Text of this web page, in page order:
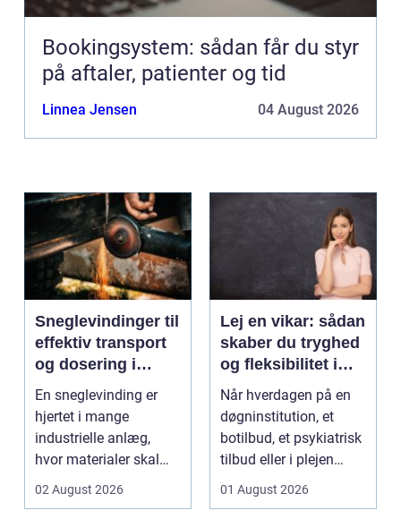
Bookingsystem: sådan får du styr
på aftaler, patienter og tid
Linnea Jensen 04 August 2026
Sneglevindinger til
effektiv transport
og dosering i
industrien
En sneglevinding er
hjertet i mange
industrielle anlæg,
hvor materialer skal
flyttes, doseres eller ...
02 August 2026
Lej en vikar: sådan
skaber du tryghed
og fleksibilitet i
hverdagen
Når hverdagen på en
døgninstitution, et
botilbud, et psykiatrisk
tilbud eller i plejen
pludselig ænd...
01 August 2026